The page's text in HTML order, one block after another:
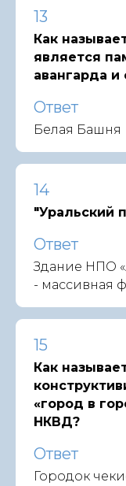
13
Как
является
авангарда
Ответ
Белая Башня
14
"Уральский
Ответ
Здание НПО
- массивная
15
Как
«город в
НКВД?
Ответ
Городок